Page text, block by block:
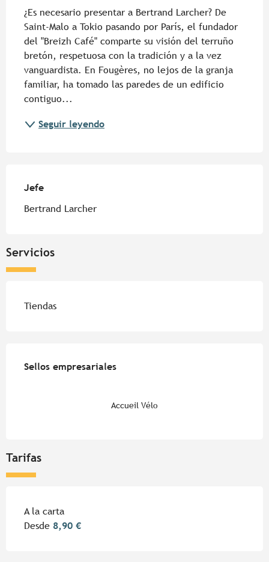
¿Es necesario presentar a Bertrand Larcher? De
Saint-Malo a Tokio pasando por París, el fundador
del "Breizh Café" comparte su visión del terruño
bretón, respetuosa con la tradición y a la vez
vanguardista. En Fougères, no lejos de la granja
familiar, ha tomado las paredes de un edificio
contiguo...
Seguir leyendo
Jefe
Jefe
Bertrand Larcher
Servicios
Tiendas
Sellos empresariales
Sellos empresariales
Accueil Vélo
Tarifas
Tarifas 2026
A la carta
Desde 8,90 €